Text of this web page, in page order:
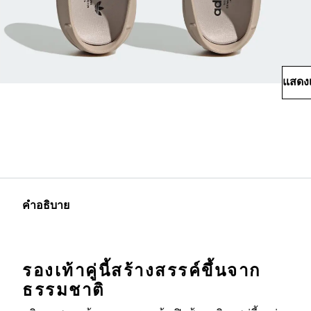
แสดง
คำอธิบาย
รองเท้าคู่นี้สร้างสรรค์ขึ้นจาก
ธรรมชาติ